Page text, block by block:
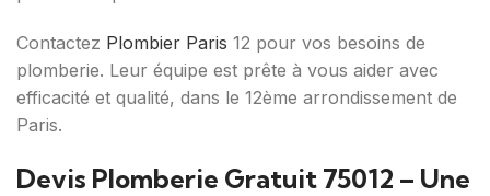
Contactez Plombier Paris 12 pour vos besoins de
plomberie. Leur équipe est prête à vous aider avec
efficacité et qualité, dans le 12ème arrondissement de
Paris.
Devis Plomberie Gratuit 75012 – Une